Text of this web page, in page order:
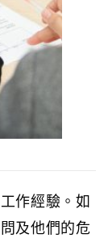
作經驗。如
及他們的危